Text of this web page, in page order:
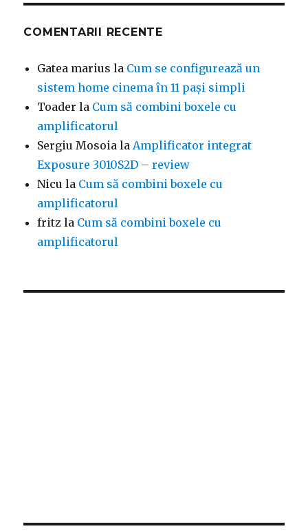
COMENTARII RECENTE
Gatea marius la Cum se configurează un
sistem home cinema în 11 pași simpli
Toader la Cum să combini boxele cu
amplificatorul
Sergiu Mosoia la Amplificator integrat
Exposure 3010S2D – review
Nicu la Cum să combini boxele cu
amplificatorul
fritz la Cum să combini boxele cu
amplificatorul